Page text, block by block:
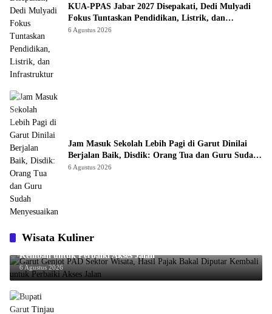
KUA-PPAS Jabar 2027 Disepakati, Dedi Mulyadi
Fokus Tuntaskan Pendidikan, Listrik, dan
Infrastruktur
6 Agustus 2026
Jam Masuk Sekolah Lebih Pagi di Garut Dinilai
Berjalan Baik, Disdik: Orang Tua dan Guru Sudah
Menyesuaikan
6 Agustus 2026
Wisata Kuliner
Garut Genjot PAD Sektor Wisata, Hasil Pajak Bakal Diputar
Kembali untuk Perbaiki Akses Jalan
6 Agustus 2026